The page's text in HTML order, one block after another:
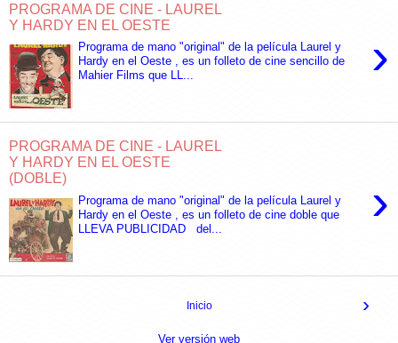
PROGRAMA DE CINE - LAUREL
Y HARDY EN EL OESTE
›
Programa de mano "original" de la película Laurel y
Hardy en el Oeste , es un folleto de cine sencillo de
Mahier Films que LL...
PROGRAMA DE CINE - LAUREL
Y HARDY EN EL OESTE
(DOBLE)
›
Programa de mano "original" de la película Laurel y
Hardy en el Oeste , es un folleto de cine doble que
LLEVA PUBLICIDAD del...
›
Inicio
Ver versión web